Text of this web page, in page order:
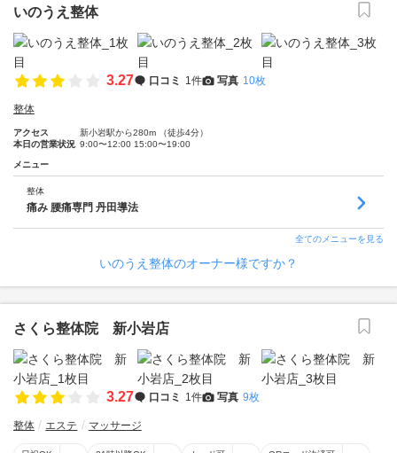
いのうえ整体
3.27 口コミ 1件 写真 10枚
整体
アクセス
新小岩駅から280m （徒歩4分）
本日の営業状況 9:00〜12:00 15:00〜19:00
メニュー
整体
痛み 腰痛専門 丹田導法
全てのメニューを見る
いのうえ整体のオーナー様ですか？
さくら整体院 新小岩店
3.27 口コミ 1件 写真 9枚
整体 エステ マッサージ